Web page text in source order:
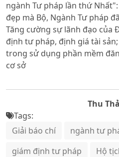
ngành Tư pháp lần thứ
đẹp mà Bộ, Ngành Tư pháp
Tăng cường sự lãnh đạo của
định tư pháp, định giá tài
trong sử dụng phần mềm
cơ sở
Thu
Tags:
Giải báo chí
ngành tư
giám định tư pháp
Hộ